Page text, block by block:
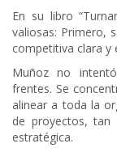
En su libro
valiosas: Primero,
competitiva clara y
Muñoz no
frentes. Se
alinear a toda la
de proyectos, tan
estratégica.